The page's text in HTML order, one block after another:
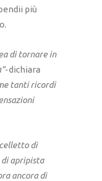
più
di tornare in
dichiara
tanti ricordi
di
apripista
ancora di